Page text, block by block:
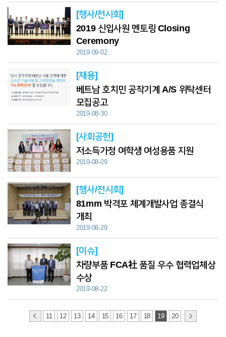
[행사/전시회]
2019 신입사원 멘토링 Closing
Ceremony
2019-09-02
[채용]
베트남 호치민 공작기계 A/S 위탁센터
모집공고
2019-08-30
[사회공헌]
저소득가정 여학생 여성용품 지원
2019-08-29
[행사/전시회]
81mm 박격포 체계개발사업 종결식
개최
2019-08-29
[이슈]
차량부품 FCA社 품질 우수 협력업체상
수상
2019-08-22
11 12 13 14 15 16 17 18 19 20